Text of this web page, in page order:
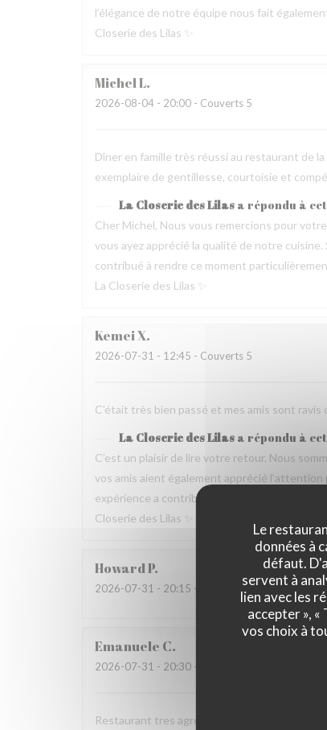
Le
données à
défaut.
servent à
lien avec les
accepter »,
vos choix à
l’élégance de notre équipe nous fait
Closerie des Lilas ✨
MichelL
2026-08-04 - 20:00 - Couverts 5
Dîner en famille très réussi au restaurant de
exemplaire de gentillesse, courtoisie et
La Closerie des Lilas a répondu à
Cher Michel, Nous vous remercions pour
vous ayez apprécié la qualité de notre
contribué à rendre ce moment
La Closerie des Lilas ✨
KemeiX
2026-07-31 - 12:45 - Couverts 5
C'était très bien passé et mes amis sont
La Closerie des Lilas a répondu à
C’est un plaisir de lire votre retour. Nous
vos amis aient également apprécié
expérience a contribué à la réussite de votre
Closerie des Lilas ✨
HowardP
2026-07-31 - 20:15 - Couverts 4
Emanuele C
2026-07-31 - 20:30 - Couverts 2
Restaurant tres agreable, personnel avec